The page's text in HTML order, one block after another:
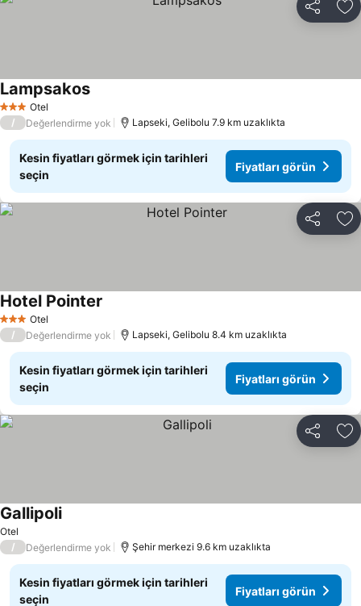
Paylaş
3 YıldızOtel
Lampsakos
/ Değerlendirme yok Lapseki, Gelibolu 7.9 km uzaklıkta
Kesin fiyatları görmek için tarihleri
seçin
Fiyatları görün
Paylaş
3 YıldızOtel
Hotel Pointer
/ Değerlendirme yok Lapseki, Gelibolu 8.4 km uzaklıkta
Kesin fiyatları görmek için tarihleri
seçin
Fiyatları görün
Paylaş
Otel
Gallipoli
/ Değerlendirme yok Şehir merkezi 9.6 km uzaklıkta
Kesin fiyatları görmek için tarihleri
seçin
Fiyatları görün